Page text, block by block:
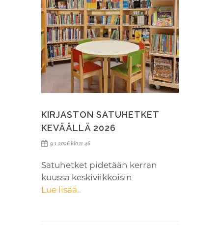
KIRJASTON SATUHETKET
KEVÄÄLLÄ 2026
9.1.2026 klo 11.46
Satuhetket pidetään kerran
kuussa keskiviikkoisin
Lue lisää..